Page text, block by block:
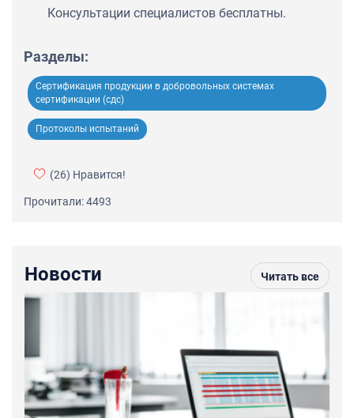
Консультации специалистов бесплатны.
Разделы:
Сертификация продукции в добровольных системах
сертификации (сдс)
Протоколы испытаний
(26) Нравится!
Прочитали: 4493
Новости Читать все